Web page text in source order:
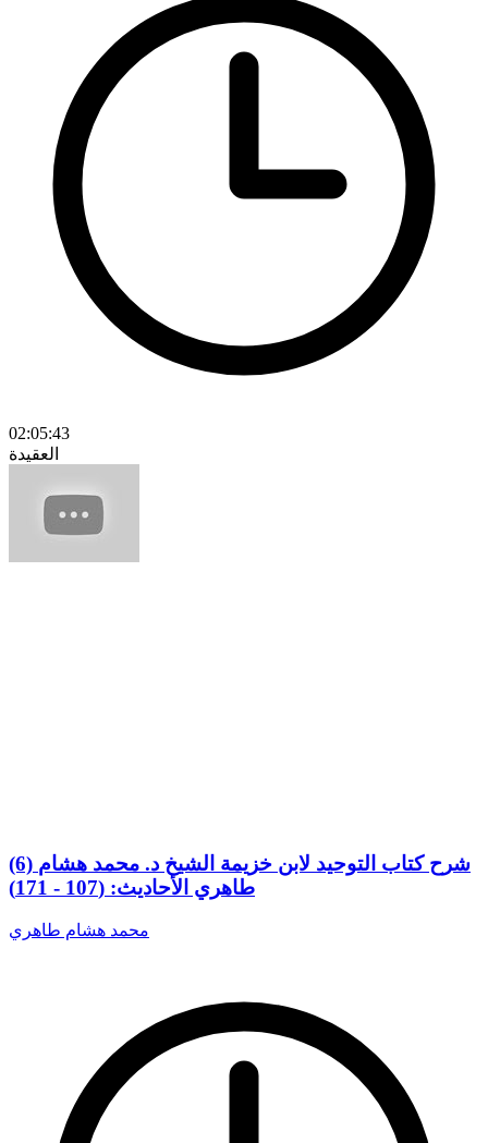
02:05:43
العقيدة
(6) شرح كتاب التوحيد لابن خزيمة الشيخ د. محمد هشام
طاهري الأحاديث: (107 - 171)
محمد هشام طاهري